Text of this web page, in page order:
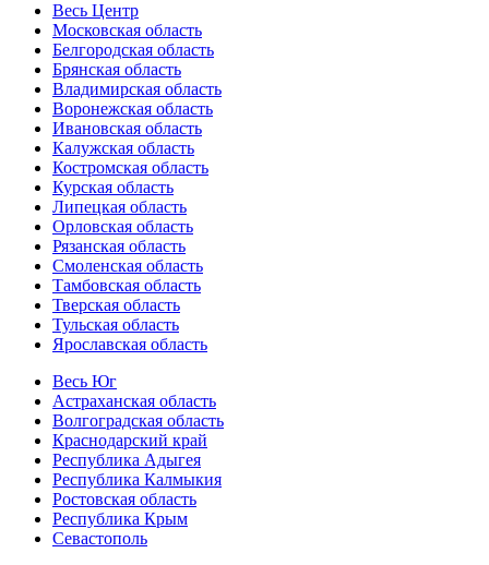
Весь Центр
Московская область
Белгородская область
Брянская область
Владимирская область
Воронежская область
Ивановская область
Калужская область
Костромская область
Курская область
Липецкая область
Орловская область
Рязанская область
Смоленская область
Тамбовская область
Тверская область
Тульская область
Ярославская область
Весь Юг
Астраханская область
Волгоградская область
Краснодарский край
Республика Адыгея
Республика Калмыкия
Ростовская область
Республика Крым
Севастополь